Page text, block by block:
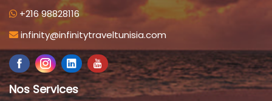
+216 98828116
infinity@infinitytraveltunisia.com
Nos Services